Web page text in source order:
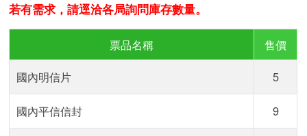
若有需求，請逕洽各局詢問庫存數量。
票品名稱
售價
國內明信片
5
國內平信信封 9